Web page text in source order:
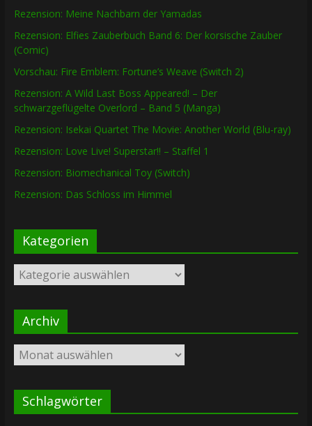
Rezension: Meine Nachbarn der Yamadas
Rezension: Elfies Zauberbuch Band 6: Der korsische Zauber
(Comic)
Vorschau: Fire Emblem: Fortune’s Weave (Switch 2)
Rezension: A Wild Last Boss Appeared! – Der
schwarzgeflügelte Overlord – Band 5 (Manga)
Rezension: Isekai Quartet The Movie: Another World (Blu-ray)
Rezension: Love Live! Superstar!! – Staffel 1
Rezension: Biomechanical Toy (Switch)
Rezension: Das Schloss im Himmel
Kategorien
Kategorien
Archiv
Archiv
Schlagwörter